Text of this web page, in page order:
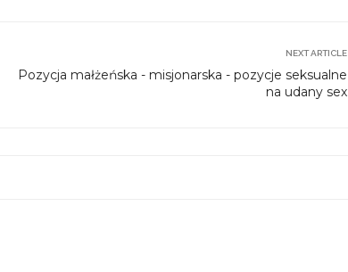
NEXT ARTICLE
Pozycja małżeńska - misjonarska - pozycje seksualne
na udany sex